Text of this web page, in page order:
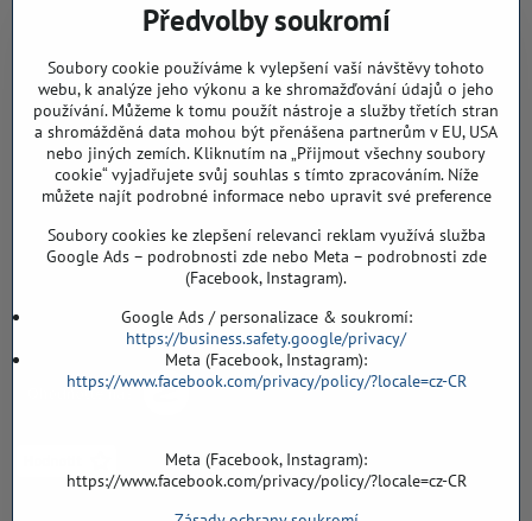
Záříčí, ev.č. 54
768 11 Chropyně
DIČ: CZ8103114129
Sklad, vzorkovna PO TELEFONICKÉ DOMLUVĚ
Záříčí ev. č. 54
768 11 Chropyně
608 855 055
podlahyALFA​@seznam​.cz
Předvolby soukromí
Soubory cookie používáme k vylepšení vaší návštěvy tohoto
webu, k analýze jeho výkonu a ke shromažďování údajů o jeho
používání. Můžeme k tomu použít nástroje a služby třetích stran
a shromážděná data mohou být přenášena partnerům v EU, USA
nebo jiných zemích. Kliknutím na „Přijmout všechny soubory
cookie“ vyjadřujete svůj souhlas s tímto zpracováním. Níže
můžete najít podrobné informace nebo upravit své preference
Soubory cookies ke zlepšení relevanci reklam využívá služba
Google Ads – podrobnosti zde nebo Meta – podrobnosti zde
(Facebook, Instagram).
Google Ads / personalizace & soukromí:
https://business.safety.google/privacy/
Meta (Facebook, Instagram):
https://www.facebook.com/privacy/policy/?locale=cz-CR
Meta (Facebook, Instagram):
https://www.facebook.com/privacy/policy/?locale=cz-CR